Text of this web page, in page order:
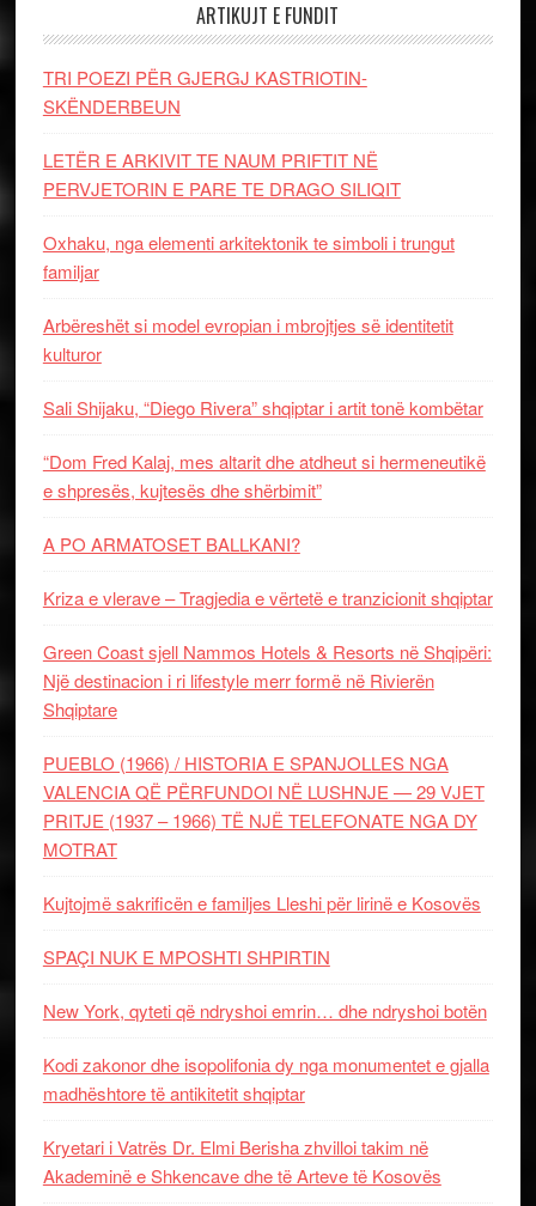
ARTIKUJT E FUNDIT
TRI POEZI PËR GJERGJ KASTRIOTIN-
SKËNDERBEUN
LETËR E ARKIVIT TE NAUM PRIFTIT NË
PERVJETORIN E PARE TE DRAGO SILIQIT
Oxhaku, nga elementi arkitektonik te simboli i trungut
familjar
Arbëreshët si model evropian i mbrojtjes së identitetit
kulturor
Sali Shijaku, “Diego Rivera” shqiptar i artit tonë kombëtar
“Dom Fred Kalaj, mes altarit dhe atdheut si hermeneutikë
e shpresës, kujtesës dhe shërbimit”
A PO ARMATOSET BALLKANI?
Kriza e vlerave – Tragjedia e vërtetë e tranzicionit shqiptar
Green Coast sjell Nammos Hotels & Resorts në Shqipëri:
Një destinacion i ri lifestyle merr formë në Rivierën
Shqiptare
PUEBLO (1966) / HISTORIA E SPANJOLLES NGA
VALENCIA QË PËRFUNDOI NË LUSHNJE — 29 VJET
PRITJE (1937 – 1966) TË NJË TELEFONATE NGA DY
MOTRAT
Kujtojmë sakrificën e familjes Lleshi për lirinë e Kosovës
SPAÇI NUK E MPOSHTI SHPIRTIN
New York, qyteti që ndryshoi emrin… dhe ndryshoi botën
Kodi zakonor dhe isopolifonia dy nga monumentet e gjalla
madhështore të antikitetit shqiptar
Kryetari i Vatrës Dr. Elmi Berisha zhvilloi takim në
Akademinë e Shkencave dhe të Arteve të Kosovës